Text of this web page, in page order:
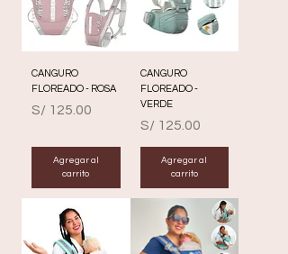
CANGURO
FLOREADO - ROSA
Precio
S/ 125.00
Agregar al
carrito
CANGURO
FLOREADO -
VERDE
Precio
S/ 125.00
Agregar al
carrito